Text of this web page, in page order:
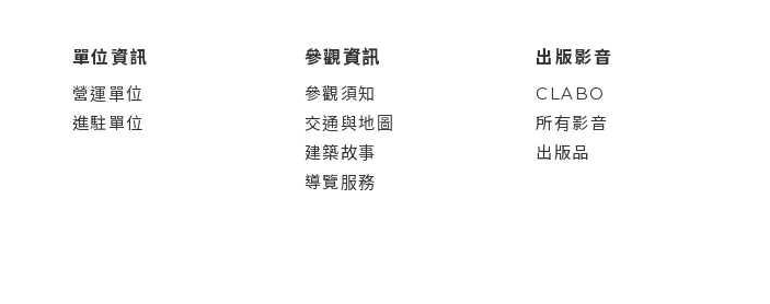
單位資訊
營運單位
進駐單位
參觀資訊
參觀須知
交通與地圖
建築故事
導覽服務
出版影音
CLABO
所有影音
出版品